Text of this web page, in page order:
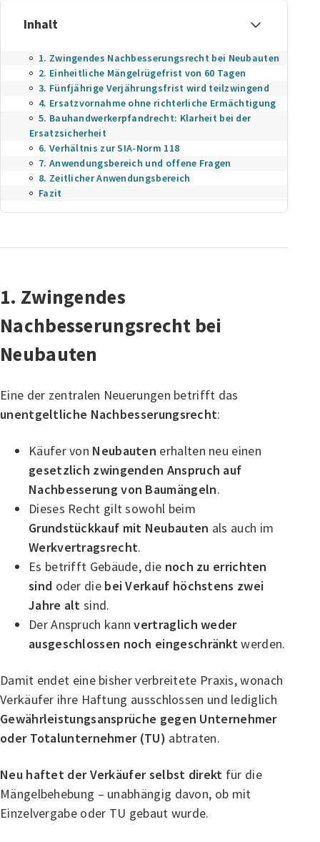
Inhalt
1. Zwingendes Nachbesserungsrecht bei Neubauten
2. Einheitliche Mängelrügefrist von 60 Tagen
3. Fünfjährige Verjährungsfrist wird teilzwingend
4. Ersatzvornahme ohne richterliche Ermächtigung
5. Bauhandwerkerpfandrecht: Klarheit bei der
Ersatzsicherheit
6. Verhältnis zur SIA-Norm 118
7. Anwendungsbereich und offene Fragen
8. Zeitlicher Anwendungsbereich
Fazit
1. Zwingendes
Nachbesserungsrecht bei
Neubauten
Eine der zentralen Neuerungen betrifft das
unentgeltliche Nachbesserungsrecht:
Käufer von Neubauten erhalten neu einen
gesetzlich zwingenden Anspruch auf
Nachbesserung von Baumängeln.
Dieses Recht gilt sowohl beim
Grundstückkauf mit Neubauten als auch im
Werkvertragsrecht.
Es betrifft Gebäude, die noch zu errichten
sind oder die bei Verkauf höchstens zwei
Jahre alt sind.
Der Anspruch kannvertraglich weder
ausgeschlossen noch eingeschränktwerden.
Damit endet eine bisher verbreitete Praxis, wonach
Verkäufer ihre Haftung ausschlossen und lediglich
Gewährleistungsansprüche gegen Unternehmer
oder Totalunternehmer (TU) abtraten.
Neu haftet der Verkäufer selbst direkt für die
Mängelbehebung – unabhängig davon, ob mit
Einzelvergabe oder TU gebaut wurde.